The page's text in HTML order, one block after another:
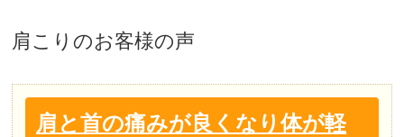
肩こりのお客様の声
肩と首の痛みが良くなり体が軽